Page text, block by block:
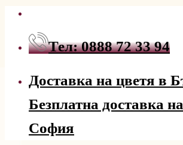
Тел: 0888 72 33 94
Доставка на цветя в
Безплатна доставка
София